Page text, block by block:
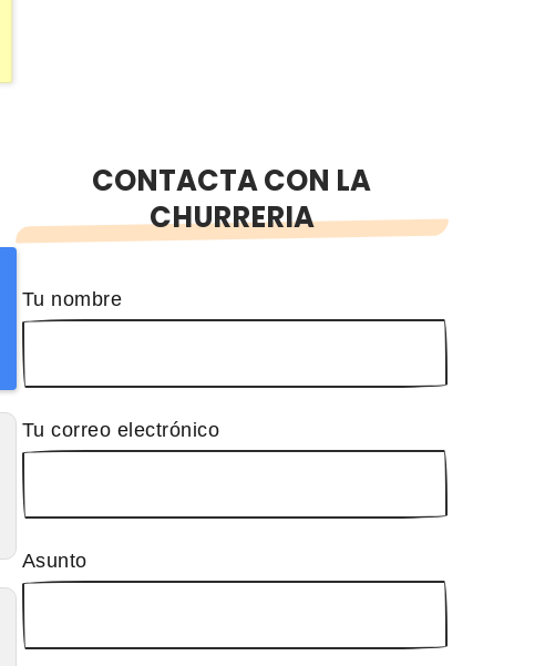
CONTACTA CON LA
CHURRERIA
Tu nombre
Tu correo electrónico
Asunto